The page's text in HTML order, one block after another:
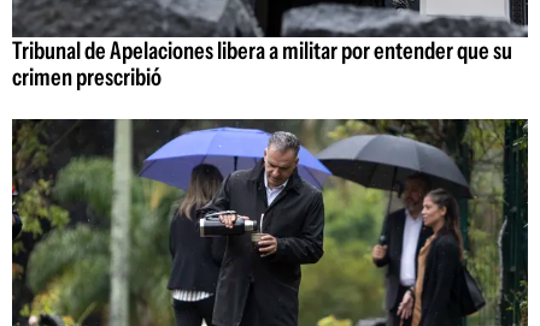
Tribunal de Apelaciones libera a militar por entender que su
crimen prescribió